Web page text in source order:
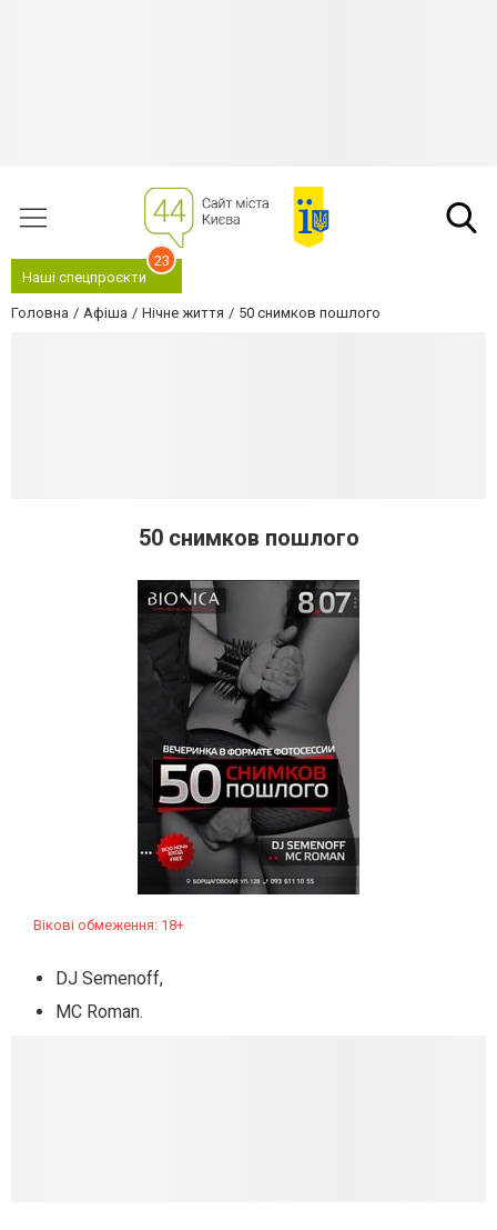
Наші спецпроєкти
23
Головна Афіша Нічне життя 50 снимков пошлого
50 снимков пошлого
Вікові обмеження: 18+
DJ Semenoff,
МС Roman.